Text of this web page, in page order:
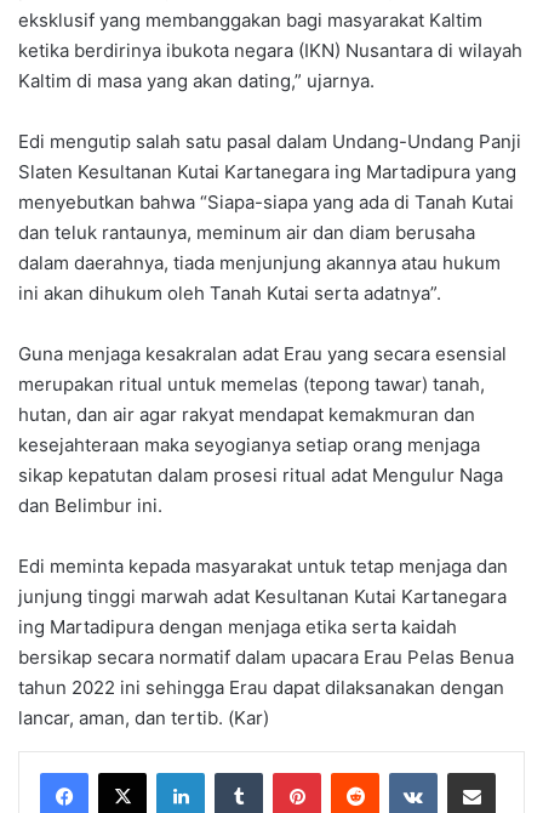
eksklusif yang membanggakan bagi masyarakat Kaltim
ketika berdirinya ibukota negara (IKN) Nusantara di wilayah
Kaltim di masa yang akan dating,” ujarnya.
Edi mengutip salah satu pasal dalam Undang-Undang Panji
Slaten Kesultanan Kutai Kartanegara ing Martadipura yang
menyebutkan bahwa “Siapa-siapa yang ada di Tanah Kutai
dan teluk rantaunya, meminum air dan diam berusaha
dalam daerahnya, tiada menjunjung akannya atau hukum
ini akan dihukum oleh Tanah Kutai serta adatnya”.
Guna menjaga kesakralan adat Erau yang secara esensial
merupakan ritual untuk memelas (tepong tawar) tanah,
hutan, dan air agar rakyat mendapat kemakmuran dan
kesejahteraan maka seyogianya setiap orang menjaga
sikap kepatutan dalam prosesi ritual adat Mengulur Naga
dan Belimbur ini.
Edi meminta kepada masyarakat untuk tetap menjaga dan
junjung tinggi marwah adat Kesultanan Kutai Kartanegara
ing Martadipura dengan menjaga etika serta kaidah
bersikap secara normatif dalam upacara Erau Pelas Benua
tahun 2022 ini sehingga Erau dapat dilaksanakan dengan
lancar, aman, dan tertib. (Kar)